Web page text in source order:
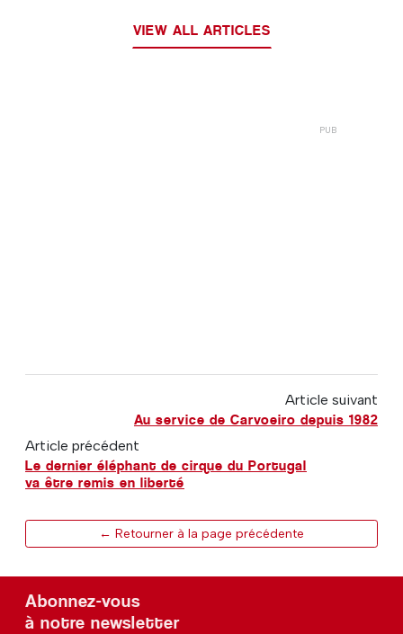
VIEW ALL ARTICLES
Article suivant
Au service de Carvoeiro depuis 1982
Article précédent
Le dernier éléphant de cirque du Portugal
va être remis en liberté
← Retourner à la page précédente
Abonnez-vous
à notre newsletter